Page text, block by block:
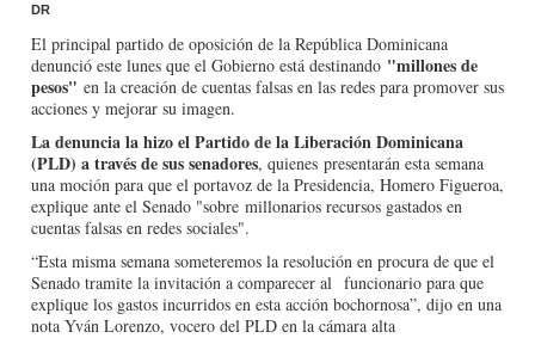
DR
El principal partido de oposición de la República Dominicana
denunció este lunes que el Gobierno está destinando "millones de
pesos" en la creación de cuentas falsas en las redes para promover sus
acciones y mejorar su imagen.
La denuncia la hizo el Partido de la Liberación Dominicana
(PLD) a través de sus senadores, quienes presentarán esta semana
una moción para que el portavoz de la Presidencia, Homero Figueroa,
explique ante el Senado "sobre millonarios recursos gastados en
cuentas falsas en redes sociales".
“Esta misma semana someteremos la resolución en procura de que el
Senado tramite la invitación a comparecer al funcionario para que
explique los gastos incurridos en esta acción bochornosa”, dijo en una
nota Yván Lorenzo, vocero del PLD en la cámara alta